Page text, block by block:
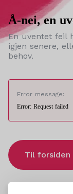
Å-nei, en
En uventet feil
igjen senere,
behov.
Error message:
Error: Request failed
Til forsiden